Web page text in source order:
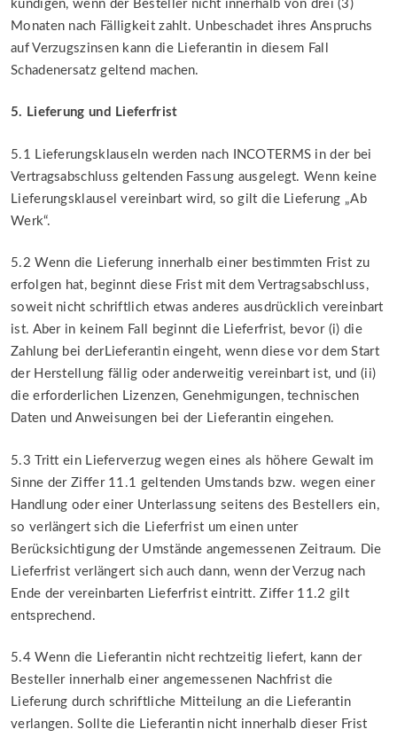
kündigen, wenn der Besteller nicht innerhalb von drei (3)
Monaten nach Fälligkeit zahlt. Unbeschadet ihres Anspruchs
auf Verzugszinsen kann die Lieferantin in diesem Fall
Schadenersatz geltend machen.
5. Lieferung und Lieferfrist
5.1 Lieferungsklauseln werden nach INCOTERMS in der bei
Vertragsabschluss geltenden Fassung ausgelegt. Wenn keine
Lieferungsklausel vereinbart wird, so gilt die Lieferung „Ab
Werk“.
5.2 Wenn die Lieferung innerhalb einer bestimmten Frist zu
erfolgen hat, beginnt diese Frist mit dem Vertragsabschluss,
soweit nicht schriftlich etwas anderes ausdrücklich vereinbart
ist. Aber in keinem Fall beginnt die Lieferfrist, bevor (i) die
Zahlung bei derLieferantin eingeht, wenn diese vor dem Start
der Herstellung fällig oder anderweitig vereinbart ist, und (ii)
die erforderlichen Lizenzen, Genehmigungen, technischen
Daten und Anweisungen bei der Lieferantin eingehen.
5.3 Tritt ein Lieferverzug wegen eines als höhere Gewalt im
Sinne der Ziffer 11.1 geltenden Umstands bzw. wegen einer
Handlung oder einer Unterlassung seitens des Bestellers ein,
so verlängert sich die Lieferfrist um einen unter
Berücksichtigung der Umstände angemessenen Zeitraum. Die
Lieferfrist verlängert sich auch dann, wenn der Verzug nach
Ende der vereinbarten Lieferfrist eintritt. Ziffer 11.2 gilt
entsprechend.
5.4 Wenn die Lieferantin nicht rechtzeitig liefert, kann der
Besteller innerhalb einer angemessenen Nachfrist die
Lieferung durch schriftliche Mitteilung an die Lieferantin
verlangen. Sollte die Lieferantin nicht innerhalb dieser Frist